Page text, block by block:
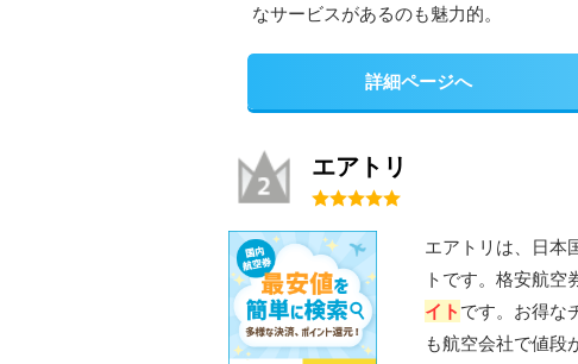
なサービスがあるのも魅力的。
詳細ページへ
エアトリ
エアトリは、日本
トです。格安航空
イト です。お得な
も航空会社で値段